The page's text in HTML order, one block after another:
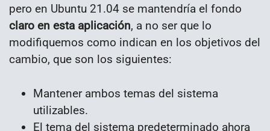
pero en Ubuntu 21.04 se mantendría el fondo
claro en esta aplicación, a no ser que lo
modifiquemos como indican en los objetivos del
cambio, que son los siguientes:
Mantener ambos temas del sistema
utilizables.
El tema del sistema predeterminado ahora